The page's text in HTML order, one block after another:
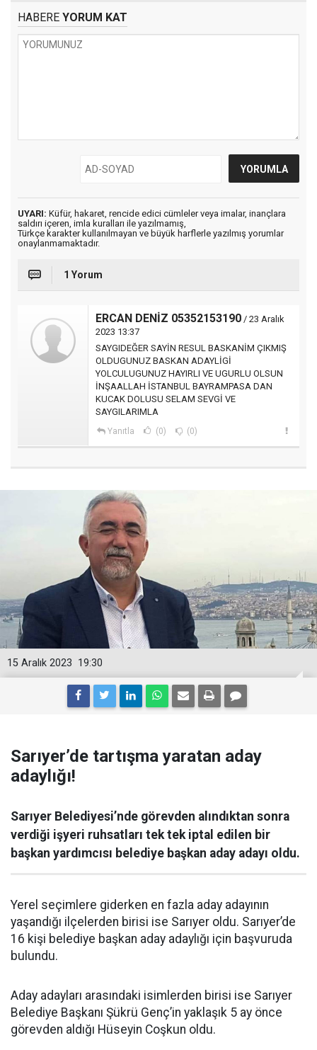
HABERE YORUM KAT
UYARI: Küfür, hakaret, rencide edici cümleler veya imalar, inançlara
saldırı içeren, imla kuralları ile yazılmamış,
Türkçe karakter kullanılmayan ve büyük harflerle yazılmış yorumlar
onaylanmamaktadır.
1 Yorum
ERCAN DENİZ 05352153190 / 23 Aralık
2023 13:37
SAYGIDEĞER SAYİN RESUL BASKANİM ÇIKMIŞ
OLDUGUNUZ BASKAN ADAYLİGİ
YOLCULUGUNUZ HAYIRLI VE UGURLU OLSUN
İNŞAALLAH İSTANBUL BAYRAMPASA DAN
KUCAK DOLUSU SELAM SEVGİ VE
SAYGILARIMLA
Yanıtla (0) (0)
19:30
15 Aralık 2023
Sarıyer’de tartışma yaratan aday
adaylığı!
Sarıyer Belediyesi’nde görevden alındıktan sonra
verdiği işyeri ruhsatları tek tek iptal edilen bir
başkan yardımcısı belediye başkan aday adayı oldu.
Yerel seçimlere giderken en fazla aday adayının
yaşandığı ilçelerden birisi ise Sarıyer oldu. Sarıyer’de
16 kişi belediye başkan aday adaylığı için başvuruda
bulundu.
Aday adayları arasındaki isimlerden birisi ise Sarıyer
Belediye Başkanı Şükrü Genç’in yaklaşık 5 ay önce
görevden aldığı Hüseyin Coşkun oldu.